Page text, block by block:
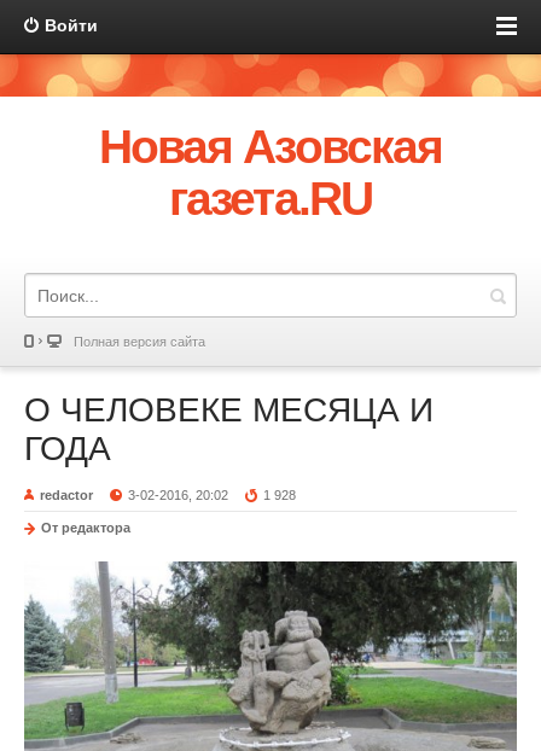
Войти
Новая Азовская
газета.RU
Полная версия сайта
О ЧЕЛОВЕКЕ МЕСЯЦА И
ГОДА
redactor 3-02-2016, 20:02 1 928
От редактора